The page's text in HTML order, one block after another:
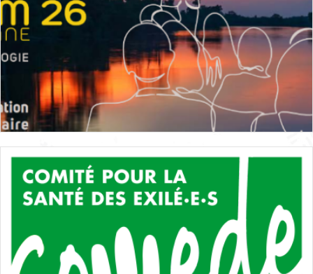
+
18 novembre 2026
ONCOTOM 2026 : la Guyane accueille le 13ᵉ
Congrès de Cancérologie
Agenda
Accès aux droits et aux soins
Accompagnement du
Réseau ou Association de
,Guyane
Evènements du réseau
18 novembre 2026